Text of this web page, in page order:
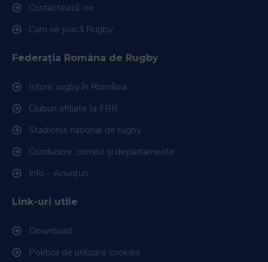
Contactează-ne
Cum se joacă Rugby
Federația Româna de Rugby
Istoric rugby în România
Cluburi afiliate la FRR
Stadionul național de rugby
Conducere, comisii și departamente
Info - Anunțuri
Link-uri utile
Download
Politica de utilizare cookies